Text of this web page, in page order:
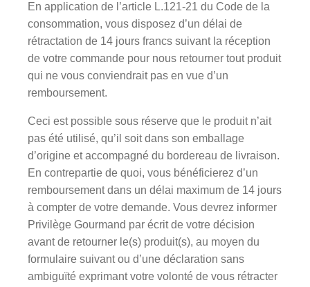
En application de l’article L.121-21 du Code de la
consommation, vous disposez d’un délai de
rétractation de 14 jours francs suivant la réception
de votre commande pour nous retourner tout produit
qui ne vous conviendrait pas en vue d’un
remboursement.
Ceci est possible sous réserve que le produit n’ait
pas été utilisé, qu’il soit dans son emballage
d’origine et accompagné du bordereau de livraison.
En contrepartie de quoi, vous bénéficierez d’un
remboursement dans un délai maximum de 14 jours
à compter de votre demande. Vous devrez informer
Privilège Gourmand par écrit de votre décision
avant de retourner le(s) produit(s), au moyen du
formulaire suivant ou d’une déclaration sans
ambiguïté exprimant votre volonté de vous rétracter